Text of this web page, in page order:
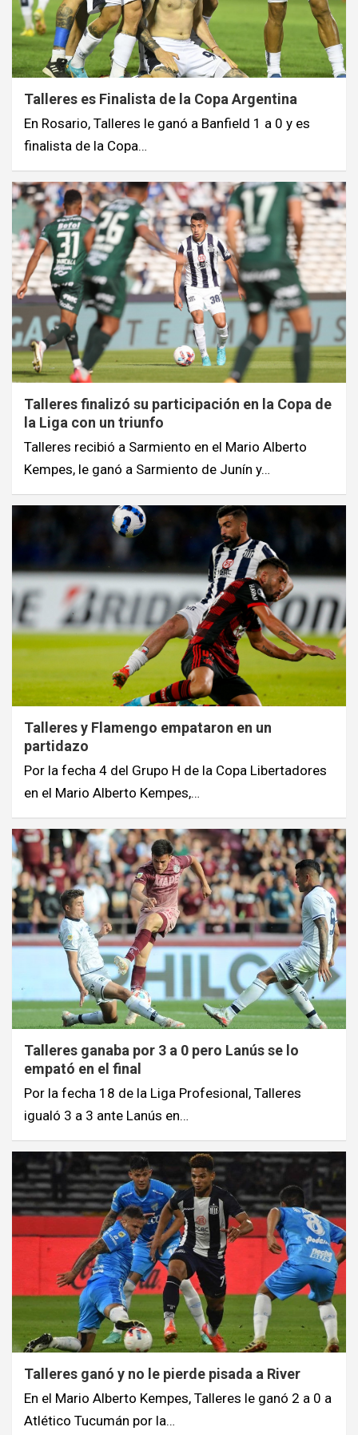
Talleres es Finalista de la Copa Argentina
En Rosario, Talleres le ganó a Banfield 1 a 0 y es
finalista de la Copa…
Talleres finalizó su participación en la Copa de
la Liga con un triunfo
Talleres recibió a Sarmiento en el Mario Alberto
Kempes, le ganó a Sarmiento de Junín y…
Talleres y Flamengo empataron en un
partidazo
Por la fecha 4 del Grupo H de la Copa Libertadores
en el Mario Alberto Kempes,…
Talleres ganaba por 3 a 0 pero Lanús se lo
empató en el final
Por la fecha 18 de la Liga Profesional, Talleres
igualó 3 a 3 ante Lanús en…
Talleres ganó y no le pierde pisada a River
En el Mario Alberto Kempes, Talleres le ganó 2 a 0 a
Atlético Tucumán por la…